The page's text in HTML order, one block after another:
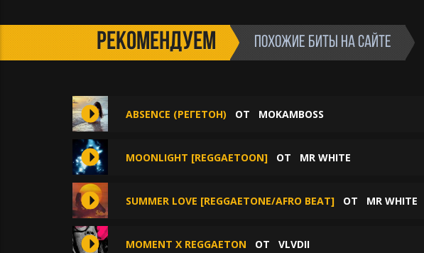
РЕКОМЕНДУЕМ ПОХОЖИЕ БИТЫ НА САЙТЕ
ABSENCE (РЕГЕТОН) ОТ MOKAMBOSS
MOONLIGHT [REGGAETOON] ОТ MR WHITE
SUMMER LOVE [REGGAETONE/AFRO BEAT] ОТ MR WHITE
MOMENT X REGGAETON ОТ VLVDII